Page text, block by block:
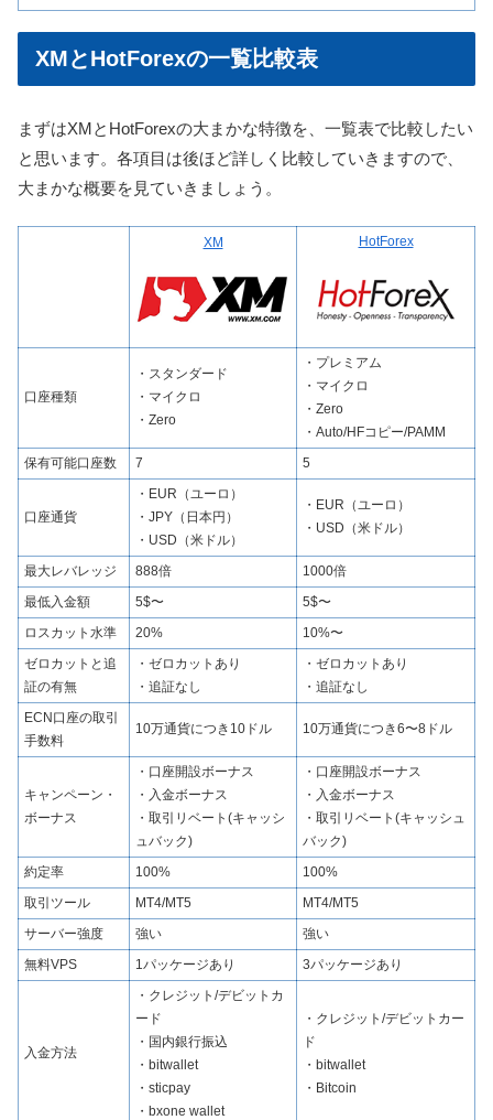
XMとHotForexの一覧比較表
まずはXMとHotForexの大まかな特徴を、一覧表で比較したい
と思います。各項目は後ほど詳しく比較していきますので、
大まかな概要を見ていきましょう。
XM HotForex
口座種類
・スタンダード
・マイクロ
・Zero
・プレミアム
・マイクロ
・Zero
・Auto/HFコピー/PAMM
保有可能口座数
7 5
口座通貨
・EUR（ユーロ）
・JPY（日本円）
・USD（米ドル）
・EUR（ユーロ）
・USD（米ドル）
最大レバレッジ 888倍
1000倍
最低入金額
5$〜
5$〜
ロスカット水準
20%
10%〜
ゼロカットと追
証の有無
・ゼロカットあり
・追証なし
・ゼロカットあり
・追証なし
ECN口座の取引
手数料
10万通貨につき10ドル 10万通貨につき6〜8ドル
キャンペーン・
ボーナス
・口座開設ボーナス
・入金ボーナス
・取引リベート(キャッシ
ュバック)
・口座開設ボーナス
・入金ボーナス
・取引リベート(キャッシュ
バック)
約定率
100%
100%
取引ツール
MT4/MT5
MT4/MT5
サーバー強度
強い
強い
無料VPS
1パッケージあり 3パッケージあり
入金方法
・クレジット/デビットカ
ード
・国内銀行振込
・bitwallet
・sticpay
・bxone wallet
・クレジット/デビットカー
ド
・bitwallet
・Bitcoin